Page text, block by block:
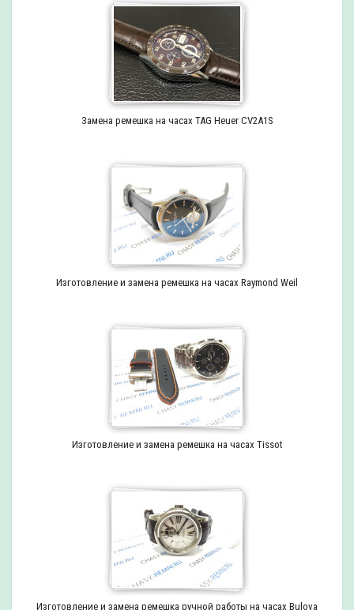
Замена ремешка на часах TAG Heuer CV2A1S
Изготовление и замена ремешка на часах Raymond Weil
Изготовление и замена ремешка на часах Tissot
Изготовление и замена ремешка ручной работы на часах Bulova